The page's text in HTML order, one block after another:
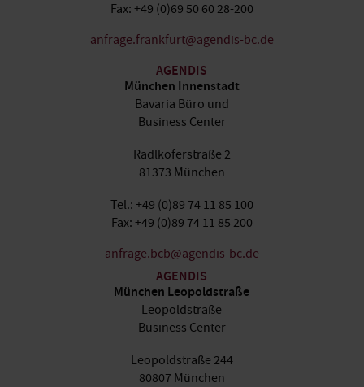
Fax: +49 (0)69 50 60 28-200
anfrage.frankfurt@agendis-bc.de
AGENDIS
München Innenstadt
Bavaria Büro und
Business Center
Radlkoferstraße 2
81373 München
Tel.: +49 (0)89 74 11 85 100
Fax: +49 (0)89 74 11 85 200
anfrage.bcb@agendis-bc.de
AGENDIS
München Leopoldstraße
Leopoldstraße
Business Center
Leopoldstraße 244
80807 München